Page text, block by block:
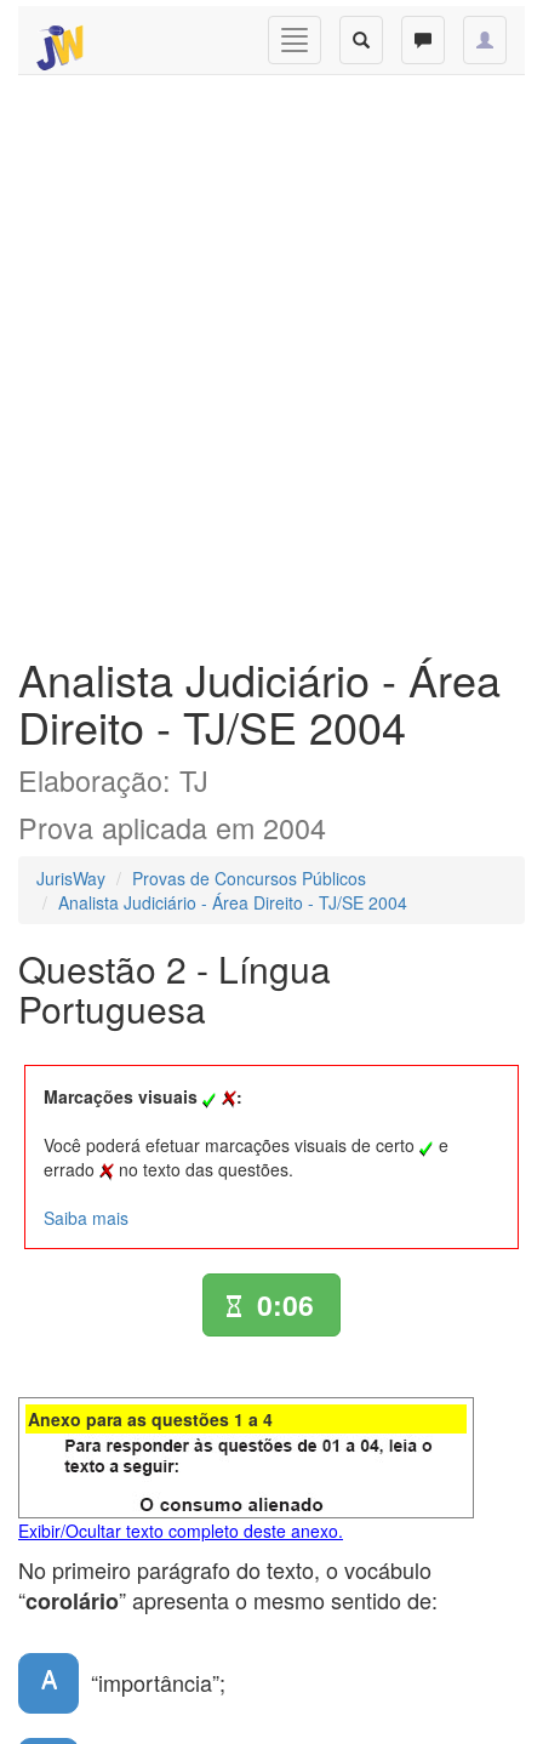
Analista Judiciário - Área
Direito - TJ/SE 2004
Elaboração: TJ
Prova aplicada em 2004
JurisWay
Provas de Concursos Públicos
Analista Judiciário - Área Direito - TJ/SE 2004
Questão 2 - Língua
Portuguesa
Marcações visuais
:
Você poderá efetuar marcações visuais de certo
e
errado
no texto das questões.
Saiba mais
0:06
Anexo para as questões 1 a 4
Exibir/Ocultar texto completo deste anexo.
No primeiro parágrafo do texto, o vocábulo
“corolário” apresenta o mesmo sentido de:
A “importância”;